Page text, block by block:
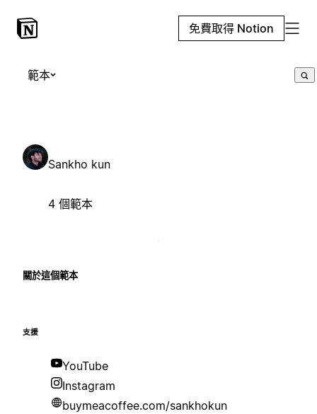
免費取得 Notion
範本
Sankho kun
4 個範本
關於這個範本
支援
YouTube
Instagram
buymeacoffee.com/sankhokun